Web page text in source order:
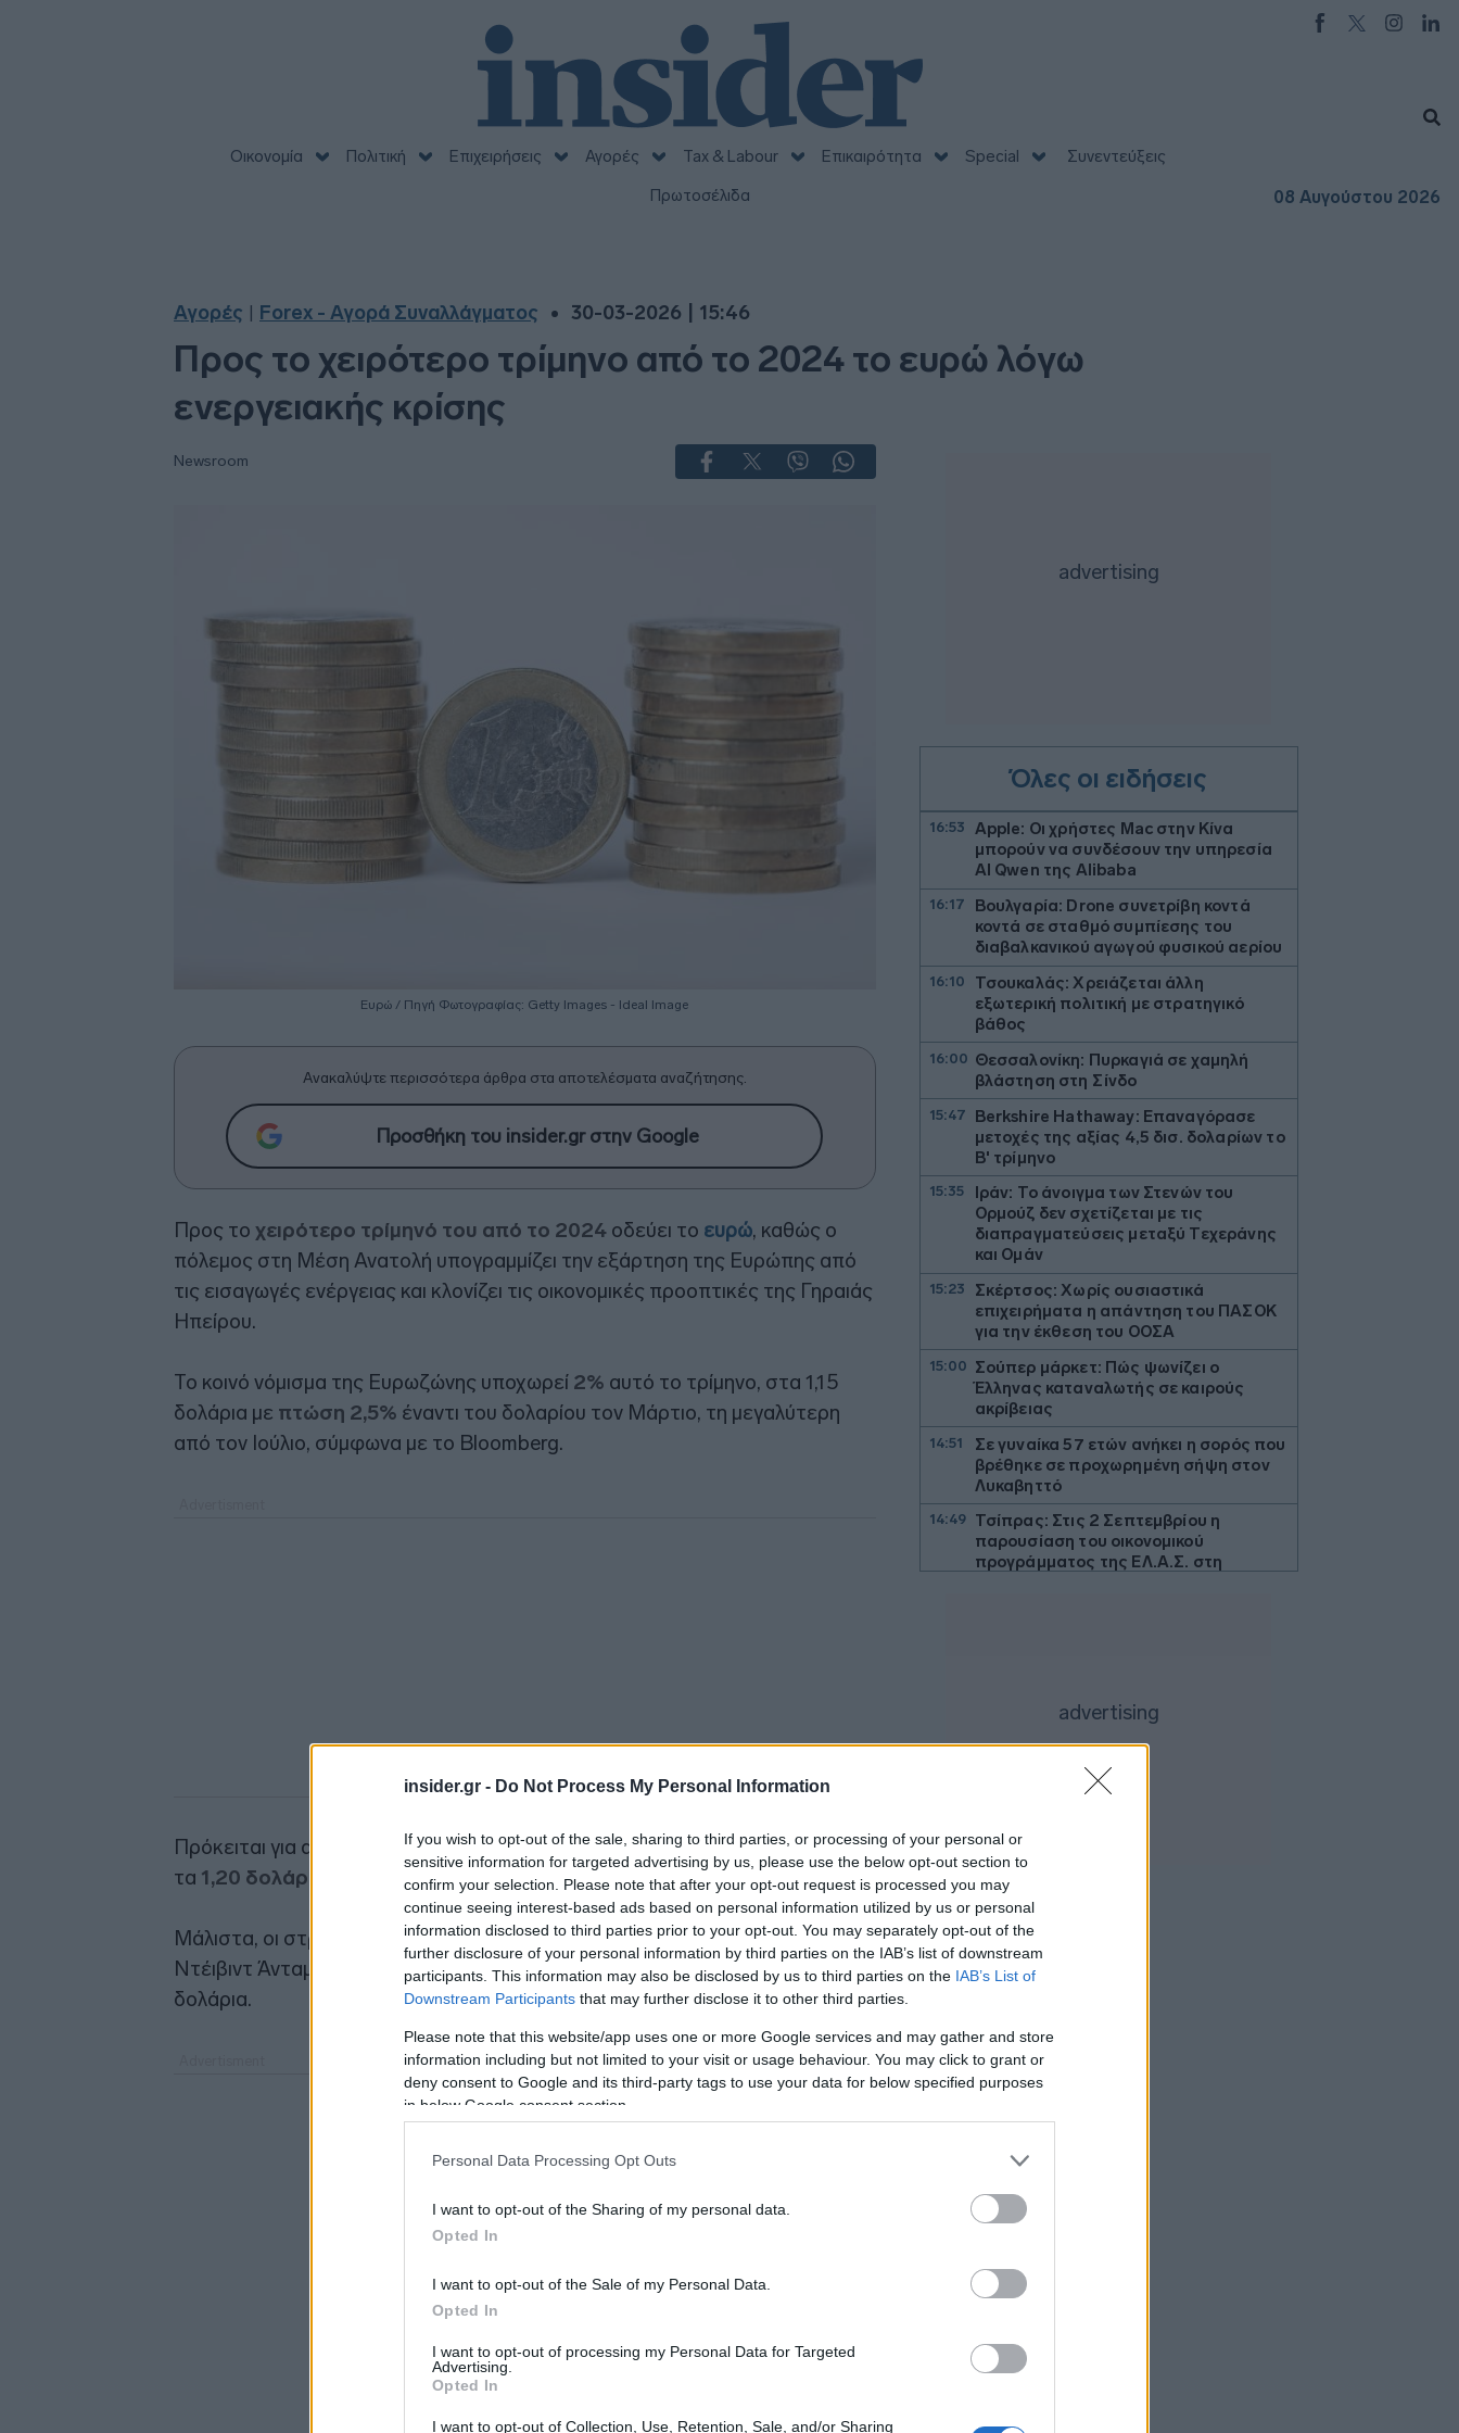
insider.gr - Do Not Process My Personal Information
If you wish to opt-out of the sale, sharing to third parties, or processing of your personal or
sensitive information for targeted advertising by us, please use the below opt-out section to
confirm your selection. Please note that after your opt-out request is processed you may
continue seeing interest-based ads based on personal information utilized by us or personal
information disclosed to third parties prior to your opt-out. You may separately opt-out of the
further disclosure of your personal information by third parties on the IAB’s list of downstream
participants. This information may also be disclosed by us to third parties on the IAB’s List of
Downstream Participants that may further disclose it to other third parties.
Please note that this website/app uses one or more Google services and may gather and store
information including but not limited to your visit or usage behaviour. You may click to grant or
deny consent to Google and its third-party tags to use your data for below specified purposes
in below Google consent section.
Personal Data Processing Opt Outs
I want to opt-out of the Sharing of my personal data.
Opted In
I want to opt-out of the Sale of my Personal Data.
Opted In
I want to opt-out of processing my Personal Data for Targeted
Advertising.
Opted In
I want to opt-out of Collection, Use, Retention, Sale, and/or Sharing
Οικονομία Πολιτική Επιχειρήσεις Αγορές Tax & Labour Επικαιρότητα Special
Συνεντεύξεις
Πρωτοσέλιδα
08 Αυγούστου 2026
Αγορές Forex - Αγορά Συναλλάγματος 30-03-2026 | 15:46
Προς το χειρότερο τρίμηνο από το 2024 το ευρώ λόγω
ενεργειακής κρίσης
Newsroom
Ευρώ / Πηγή Φωτογραφίας: Getty Images - Ideal Image
Ανακαλύψτε περισσότερα άρθρα στα αποτελέσματα αναζήτησης.
Προσθήκη του insider.gr στην Google
Προς το χειρότερο τρίμηνό του από το 2024 οδεύει το ευρώ, καθώς ο
πόλεμος στη Μέση Ανατολή υπογραμμίζει την εξάρτηση της Ευρώπης από
τις εισαγωγές ενέργειας και κλονίζει τις οικονομικές προοπτικές της Γηραιάς
Ηπείρου.
Το κοινό νόμισμα της Ευρωζώνης υποχωρεί 2% αυτό το τρίμηνο, στα 1,15
δολάρια με πτώση 2,5% έναντι του δολαρίου τον Μάρτιο, τη μεγαλύτερη
από τον Ιούλιο, σύμφωνα με το Bloomberg.
Πρόκειται για απότομη αντιστροφή από τα τέλη Ιανουαρίου, όταν ξεπέρασε
τα 1,20 δολάρια στο ισχυρότερο επίπεδο εδώ καισχεδόν πέντε χρόνια.
Μάλιστα, οι στρατηγικοί αναλυτές της Morgan Stanley, με επικεφαλής τον
Ντέιβιντ Άνταμς, προβλέπουν ότι το ευρώ θαδιολισθήσειέως και στα 1,13
δολάρια.
Όλες οι ειδήσεις
16:53
Apple: Οι χρήστες Mac στην Κίνα
μπορούν να συνδέσουν την υπηρεσία
AI Qwen της Alibaba
16:17
Βουλγαρία: Drone συνετρίβη κοντά
κοντά σε σταθμό συμπίεσης του
διαβαλκανικού αγωγού φυσικού αερίου
16:10
Τσουκαλάς: Xρειάζεται άλλη
εξωτερική πολιτική με στρατηγικό
βάθος
16:00 Θεσσαλονίκη: Πυρκαγιά σε χαμηλή
βλάστηση στη Σίνδο
15:47
Berkshire Hathaway: Επαναγόρασε
μετοχές της αξίας 4,5 δισ. δολαρίων το
Β' τρίμηνο
15:35
Ιράν: Το άνοιγμα των Στενών του
Ορμούζ δεν σχετίζεται με τις
διαπραγματεύσεις μεταξύ Τεχεράνης
και Ομάν
15:23
Σκέρτσος: Χωρίς ουσιαστικά
επιχειρήματα η απάντηση του ΠΑΣΟΚ
για την έκθεση του ΟΟΣΑ
15:00 Σούπερ μάρκετ: Πώς ψωνίζει ο
Έλληνας καταναλωτής σε καιρούς
ακρίβειας
14:51
Σε γυναίκα 57 ετών ανήκει η σορός που
βρέθηκε σε προχωρημένη σήψη στον
Λυκαβηττό
14:49
Τσίπρας: Στις 2 Σεπτεμβρίου η
παρουσίαση του οικονομικού
προγράμματος της ΕΛ.Α.Σ. στη
ΓΓΠΠ: Red Code την Κυριακή σε
ΗΠΑ: Η Ουάσινγκτον θα προσφέρει
βοήθεια 1 δισ. δολαρίων στη νέα
14:17 Τουρκία: Περιορίζει την εμπορική
ναυσιπλοΐα προς τη Μαύρη Θάλασσα
14:06 Ρωσία: Έπληξε φορτηγό πλοίο με όπλα
για την Ουκρανία ανοιχτά της Οδησσού
13:56 Χαρδαλιάς: Δεν θα επιτρέψουμε
καμμία ανεμογεννήτρια στις
13:42 Ιταλία: Όλες οι πόλεις στο υψηλότερο
επίπεδο προειδοποίησης για καύσωνα
Κρασνοντάρ ύστερα από ουκρανική
Κορυφώνεται η έξοδος του Αυγούστου
πρωτοφανείς ακραίες συνθήκες
Ισραηλινά ΜΜΕ: Σε κρίσιμη κατάσταση
Σύντομα μπορεί να είναι νεκρός
ίδια εξέταση είχε γίνει και το 2022»